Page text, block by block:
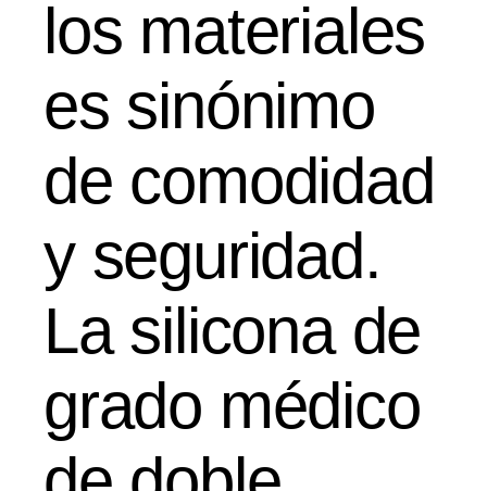
los materiales
es sinónimo
de comodidad
y seguridad.
La silicona de
grado médico